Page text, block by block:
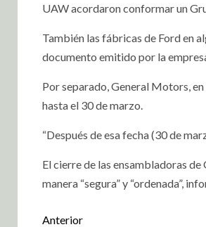
UAW acordaron conformar un
También las fábricas de Ford en
documento emitido por la
Por separado, General Motors,
hasta el 30 de marzo.
“Después de esa fecha (30 de
El cierre de las ensambladoras
manera “segura” y “ordenada”,
Anterior